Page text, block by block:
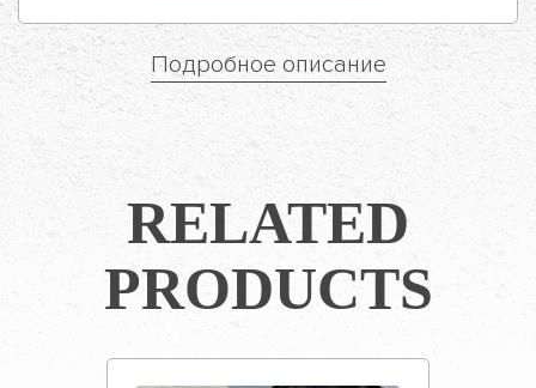
Подробное описание
RELATED
PRODUCTS